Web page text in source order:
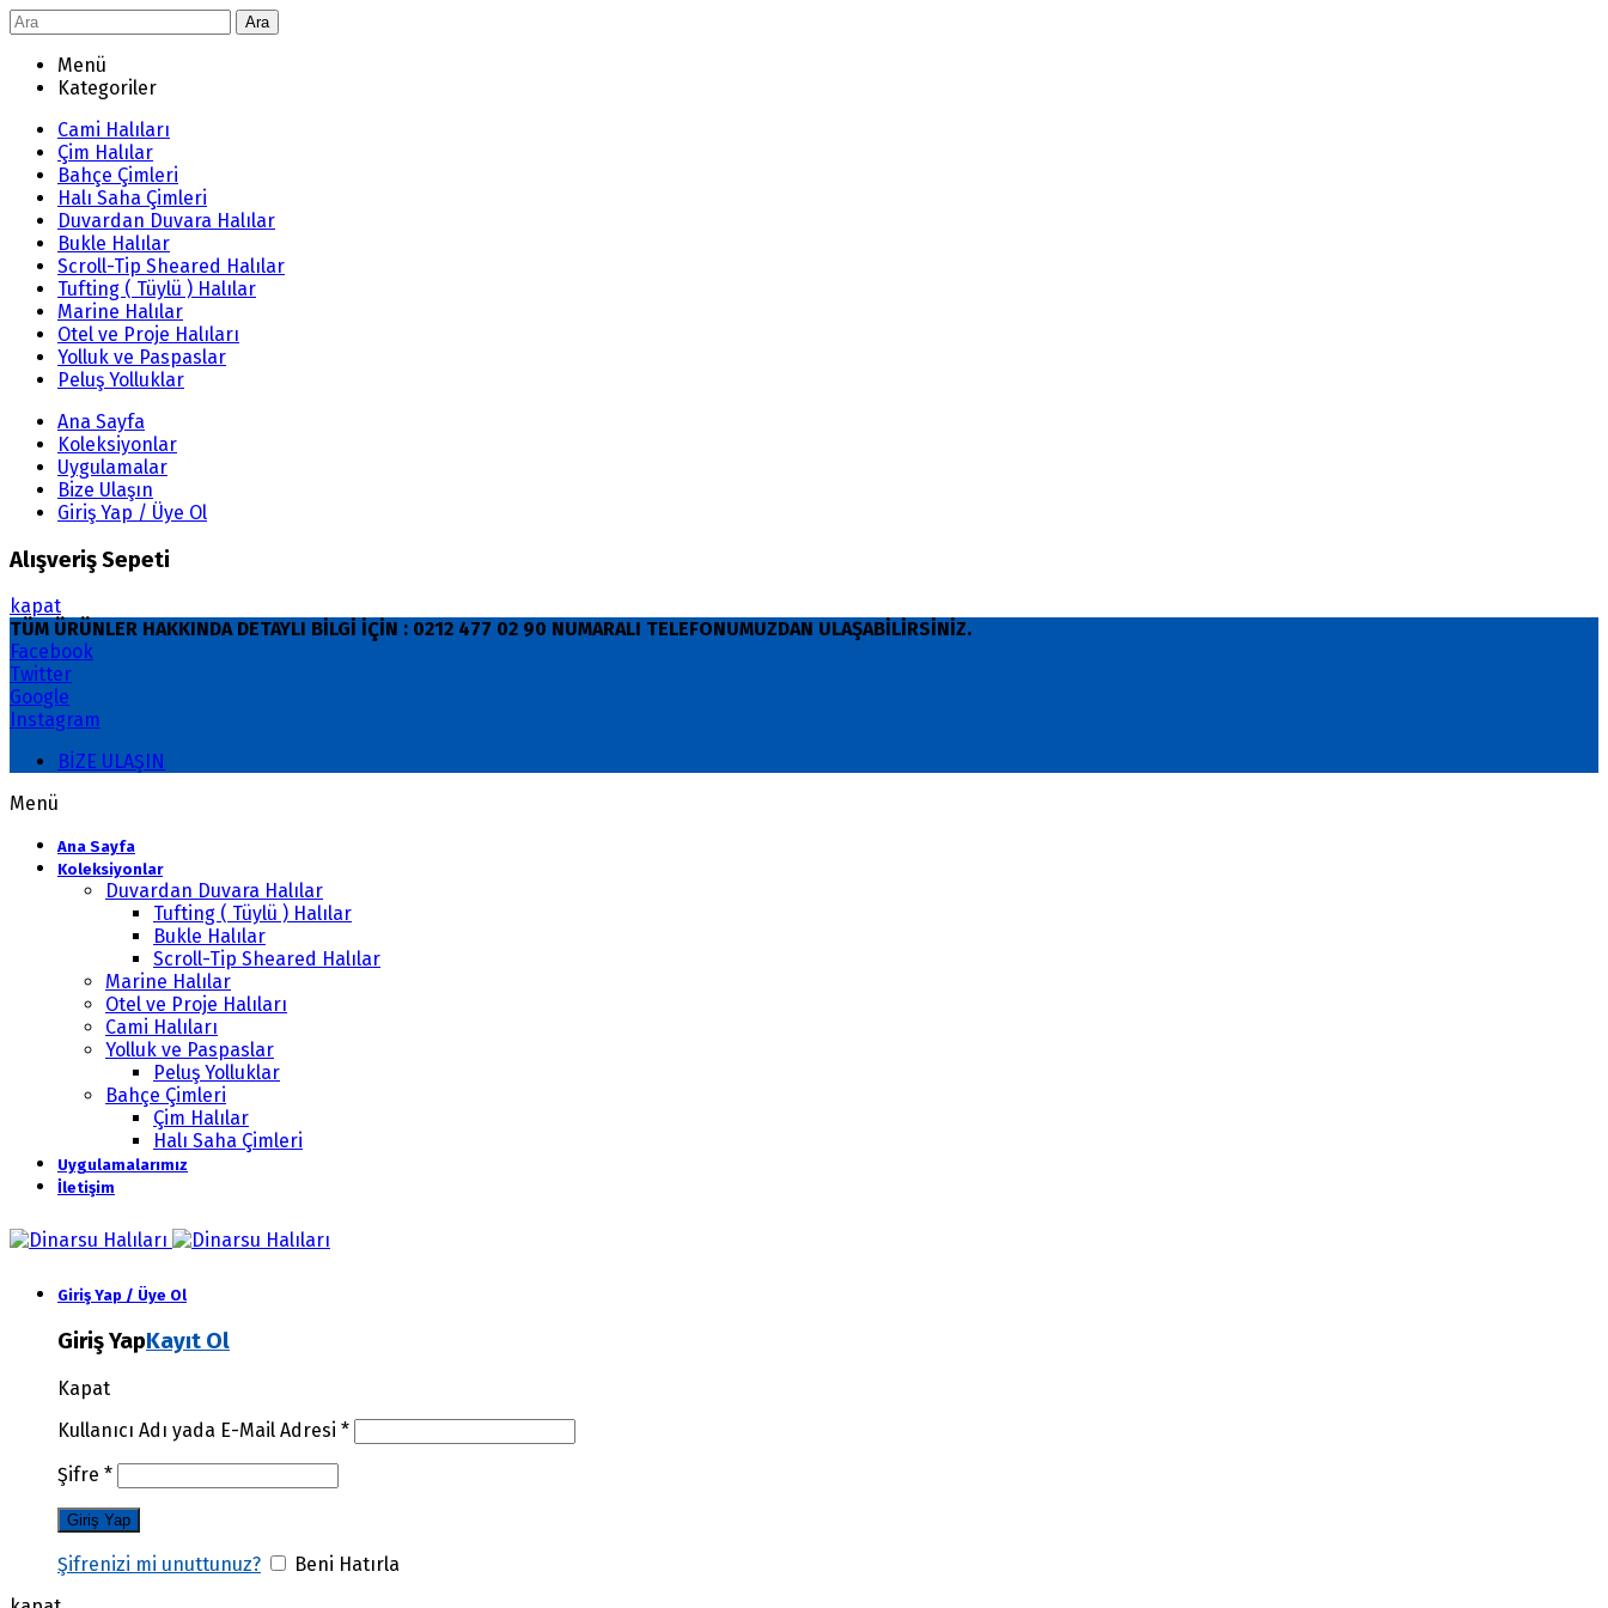
Ara
Menü
Kategoriler
Cami Halıları
Çim Halılar
Bahçe Çimleri
Halı Saha Çimleri
Duvardan Duvara Halılar
Bukle Halılar
Scroll-Tip Sheared Halılar
Tufting ( Tüylü ) Halılar
Marine Halılar
Otel ve Proje Halıları
Yolluk ve Paspaslar
Peluş Yolluklar
Ana Sayfa
Koleksiyonlar
Uygulamalar
Bize Ulaşın
Giriş Yap / Üye Ol
Alışveriş Sepeti
kapat
TÜM ÜRÜNLER HAKKINDA DETAYLI BİLGİ İÇİN : 0212 477 02 90 NUMARALI TELEFONUMUZDAN ULAŞABİLİRSİNİZ.
Facebook
Twitter
Google
Instagram
BİZE ULAŞIN
Menü
Ana Sayfa
Koleksiyonlar
Duvardan Duvara Halılar
Tufting ( Tüylü ) Halılar
Bukle Halılar
Scroll-Tip Sheared Halılar
Marine Halılar
Otel ve Proje Halıları
Cami Halıları
Yolluk ve Paspaslar
Peluş Yolluklar
Bahçe Çimleri
Çim Halılar
Halı Saha Çimleri
Uygulamalarımız
İletişim
Giriş Yap / Üye Ol
Giriş YapKayıt Ol
Kapat
Kullanıcı Adı yada E-Mail Adresi *
Şifre *
Şifrenizi mi unuttunuz?
Beni Hatırla